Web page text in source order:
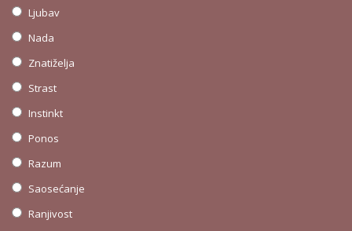
Ljubav
Nada
Znatiželja
Strast
Instinkt
Ponos
Razum
Saosećanje
Ranjivost